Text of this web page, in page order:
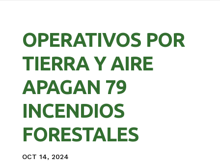
OPERATIVOS POR
TIERRA Y AIRE
APAGAN 79
INCENDIOS
FORESTALES
OCT 14, 2024